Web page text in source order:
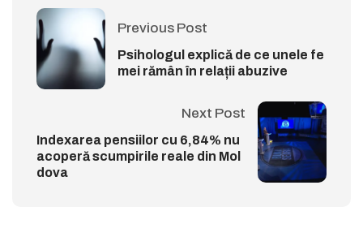
Previous Post
Psihologul explică de ce unele fe
mei rămân în relații abuzive
Next Post
Indexarea pensiilor cu 6,84% nu
acoperă scumpirile reale din Mol
dova